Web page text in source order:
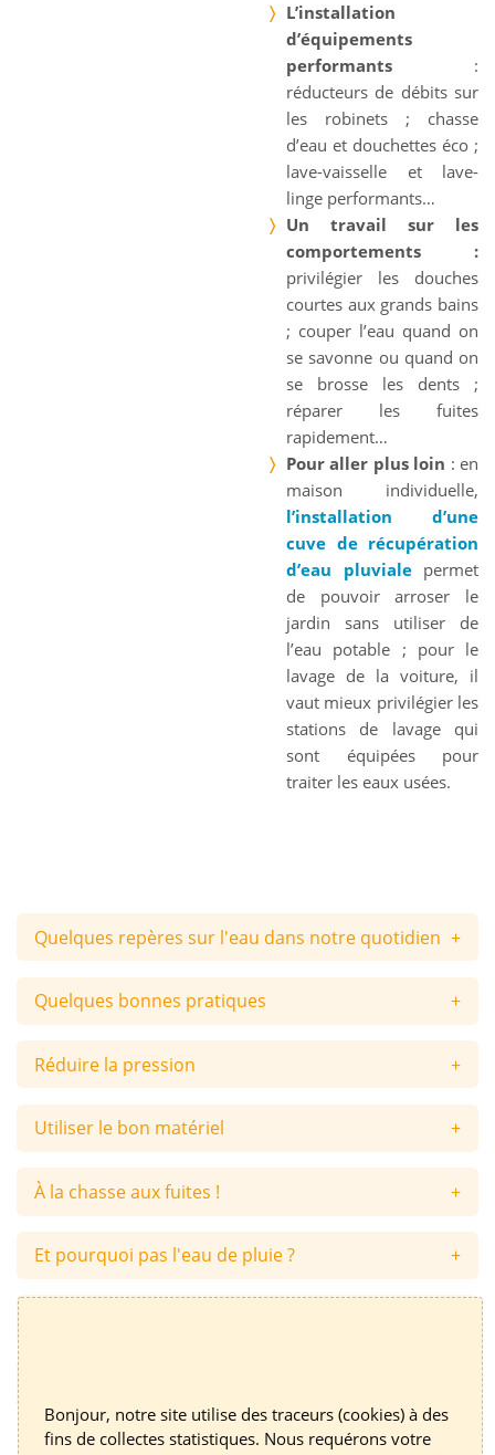
L’installation
d’équipements
performants :
réducteurs de débits sur
les robinets ; chasse
d’eau et douchettes éco ;
lave-vaisselle et lave-
linge performants…
Un travail sur les
comportements :
privilégier les douches
courtes aux grands bains
; couper l’eau quand on
se savonne ou quand on
se brosse les dents ;
réparer les fuites
rapidement…
Pour aller plus loin : en
maison individuelle,
l’installation d’une
cuve de récupération
d’eau pluvialepermet
de pouvoir arroser le
jardin sans utiliser de
l’eau potable ; pour le
lavage de la voiture, il
vaut mieux privilégier les
stations de lavage qui
sont équipées pour
traiter les eaux usées.
Quelques repères sur l'eau dans notre quotidien
Quelques bonnes pratiques
Réduire la pression
Utiliser le bon matériel
À la chasse aux fuites !
Et pourquoi pas l'eau de pluie ?
Bonjour, notre site utilise des traceurs (cookies) à des
fins de collectes statistiques. Nous requérons votre